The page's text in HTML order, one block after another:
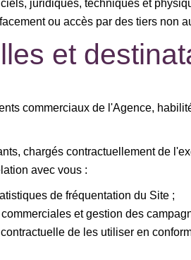
juridiques, techniques et
ou accès par des tiers non
et
commerciaux de l'Agence,
chargés contractuellement de
avec vous :
de fréquentation du Site ;
et gestion des
de les utiliser en